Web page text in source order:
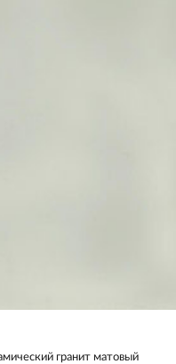
гранит матовый